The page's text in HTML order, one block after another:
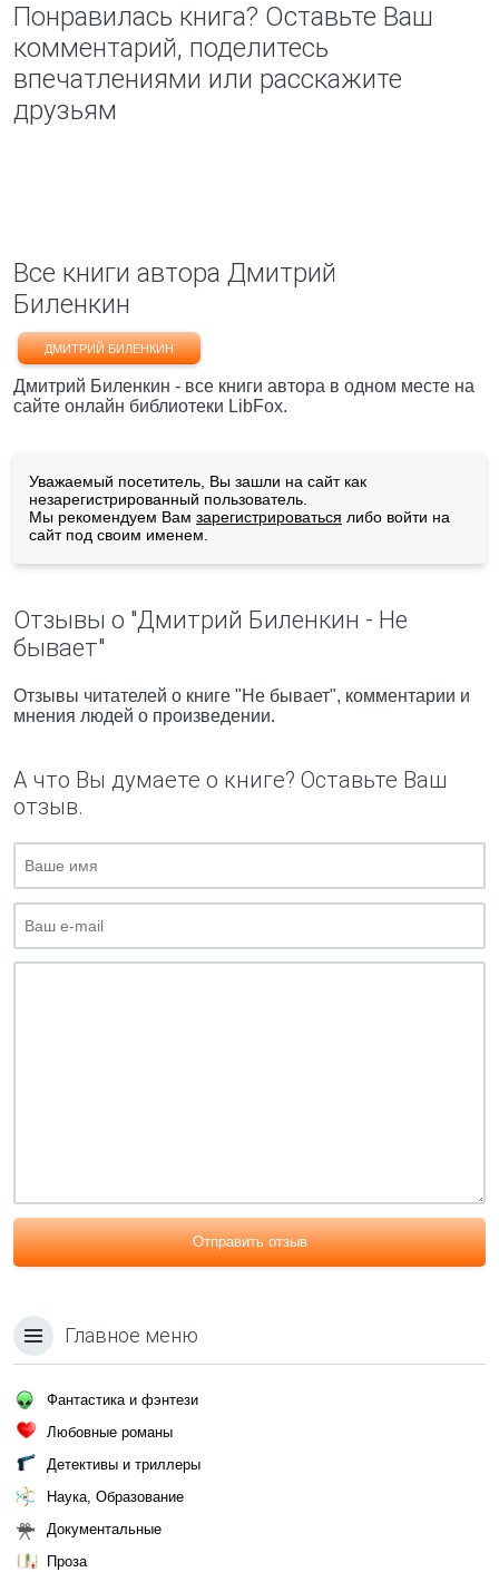
Понравилась книга? Оставьте Ваш
комментарий, поделитесь
впечатлениями или расскажите
друзьям
Все книги автора Дмитрий
Биленкин
ДМИТРИЙ БИЛЕНКИН
Дмитрий Биленкин - все книги автора в одном месте на
сайте онлайн библиотеки LibFox.
Уважаемый посетитель, Вы зашли на сайт как
незарегистрированный пользователь.
Мы рекомендуем Вам зарегистрироваться либо войти на
сайт под своим именем.
Отзывы о "Дмитрий Биленкин - Не
бывает"
Отзывы читателей о книге "Не бывает", комментарии и
мнения людей о произведении.
А что Вы думаете о книге? Оставьте Ваш
отзыв.
Отправить отзыв
Главное меню
Фантастика и фэнтези
Любовные романы
Детективы и триллеры
Наука, Образование
Документальные
Проза